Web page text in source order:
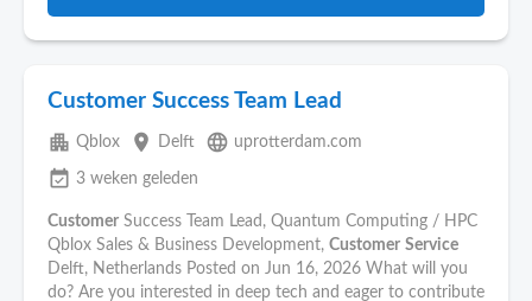
Customer Success Team Lead
apartment Qblox place Delft language uprotterdam.com
event_available 3 weken geleden
Customer Success Team Lead, Quantum Computing / HPC
Qblox Sales & Business Development, Customer Service
Delft, Netherlands Posted on Jun 16, 2026 What will you
do? Are you interested in deep tech and eager to contribute